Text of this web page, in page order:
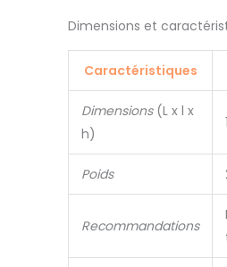
Dimensions et
Caractéristiques
Dimensions(L x l x
h)
Poids
Recommandations